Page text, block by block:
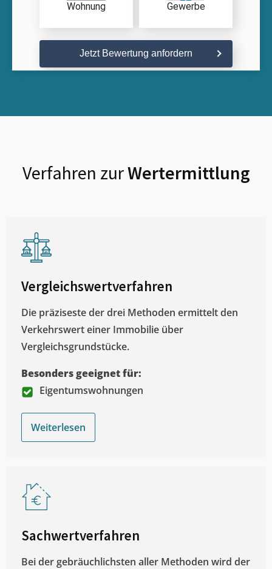
Wohnung Gewerbe
Jetzt Bewertung anfordern
Verfahren zurWertermittlung
Vergleichswertverfahren
Die präziseste der drei Methoden ermittelt den
Verkehrswert einer Immobilie über
Vergleichsgrundstücke.
Besonders geeignet für:
Eigentumswohnungen
Weiterlesen
Sachwertverfahren
Bei der gebräuchlichsten aller Methoden wird der